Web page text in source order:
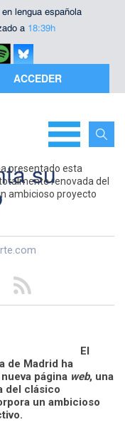
lengua española
a 18:39h
ACCEDER
presentado esta
renovada del
ambicioso proyecto
su
El
de Madrid ha
página web, una
del clásico
un ambicioso